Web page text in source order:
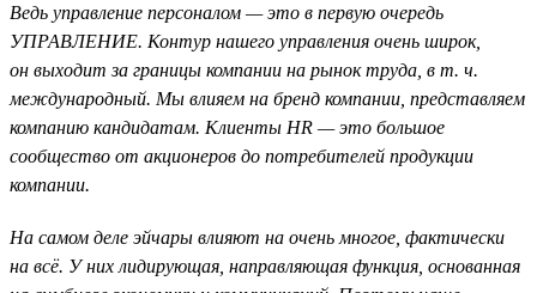
Ведь управление персоналом — это в первую очередь
УПРАВЛЕНИЕ. Контур нашего управления очень широк,
он выходит за границы компании на рынок труда, в т. ч.
международный. Мы влияем на бренд компании, представляем
компанию кандидатам. Клиенты HR — это большое
сообщество от акционеров до потребителей продукции
компании.
На самом деле эйчары влияют на очень многое, фактически
на всё. У них лидирующая, направляющая функция, основанная